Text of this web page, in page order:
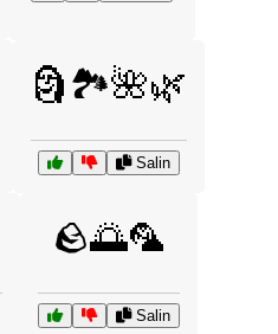
🗿🏞️🌺🌿
Salin
🪨🌅🦜
Salin